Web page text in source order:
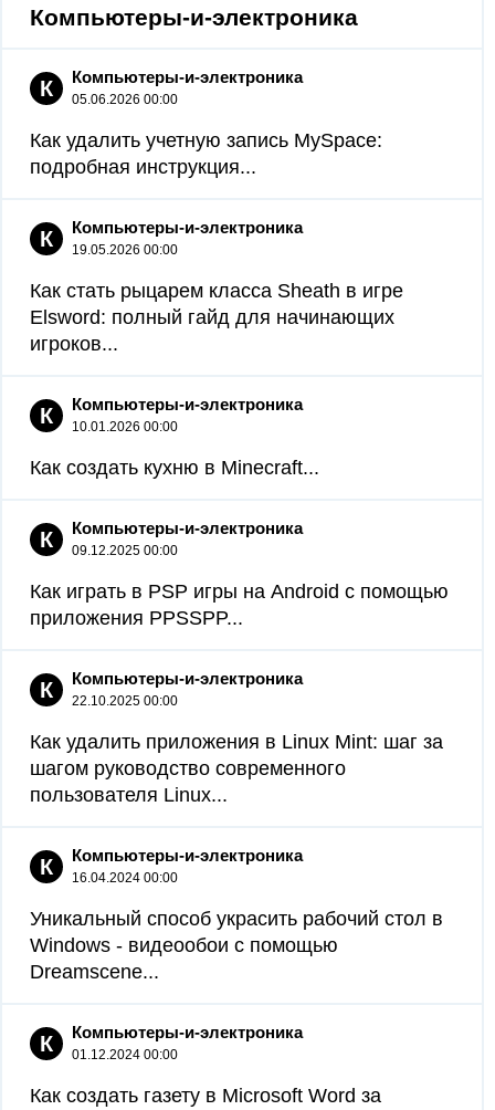
Компьютеры-и-электроника
К Компьютеры-и-электроника
05.06.2026 00:00
Как удалить учетную запись MySpace:
подробная инструкция...
К Компьютеры-и-электроника
19.05.2026 00:00
Как стать рыцарем класса Sheath в игре
Elsword: полный гайд для начинающих
игроков...
К Компьютеры-и-электроника
10.01.2026 00:00
Как создать кухню в Minecraft...
К Компьютеры-и-электроника
09.12.2025 00:00
Как играть в PSP игры на Android с помощью
приложения PPSSPP...
К Компьютеры-и-электроника
22.10.2025 00:00
Как удалить приложения в Linux Mint: шаг за
шагом руководство современного
пользователя Linux...
К Компьютеры-и-электроника
16.04.2024 00:00
Уникальный способ украсить рабочий стол в
Windows - видеообои с помощью
Dreamscene...
К Компьютеры-и-электроника
01.12.2024 00:00
Как создать газету в Microsoft Word за